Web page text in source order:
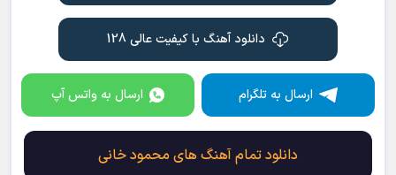
دانلود آهنگ با کیفیت عالی 128
ارسال به تلگرام ارسال به واتس آپ
دانلود تمام آهنگ های محمود خانی